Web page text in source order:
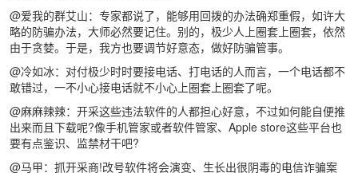
@爱我的群艾山：专家都说了，能够用回拨的办法确郑重假，如许大
略的防骗办法，大师必然要记住。别的，极少人上圈套上圈套，依然
由于贪婪。于是，我方也要调节好意态，做好防骗管事。
@冷如冰：对付极少时时要接电话、打电话的人而言，一个电话都不
敢错过，一不小心接电话就不小心上圈套上圈套了呢。
@麻麻辣辣：开采这些违法软件的人都担心好意，不过如何能自便推
出来而且下载呢?像手机管家或者软件管家、Apple store这些平台也
要有点鉴识、监禁材干吧?
@马甲：抓开采商!改号软件将会演变、生长出很阴毒的电信诈骗案